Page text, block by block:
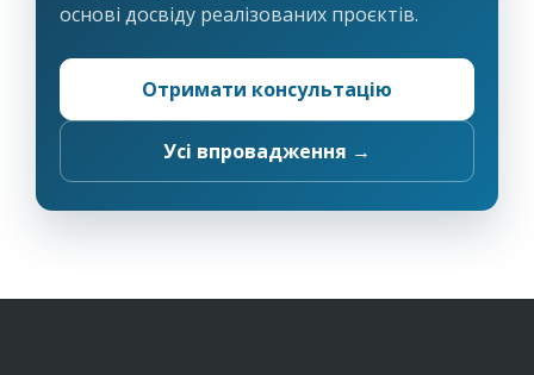
основі досвіду реалізованих проєктів.
Отримати консультацію
Усі впровадження →